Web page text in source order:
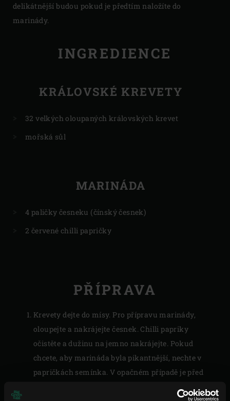
delikátnější budou pokud je předtím naložíte do
marinády.
INGREDIENCE
KRÁLOVSKÉ KREVETY
32 velkých oloupaných královských krevet
mořská sůl
MARINÁDA
4 paličky česneku (čínský česnek)
2 červené chilli papričky
PŘÍPRAVA
Krevety dejte do mísy. Pro přípravu marinády,
oloupejte a nakrájejte česnek. Chilli papriky
očistěte a dužinu na jemno nakrájejte. Pokud
chcete, aby marináda byla pikantnější, nechte v
papričkách semínka. V opačném případě je před